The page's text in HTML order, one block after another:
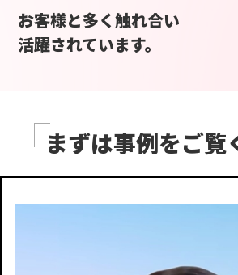
お客様と多く触れ合い
活躍されています。
まずは事例をご覧